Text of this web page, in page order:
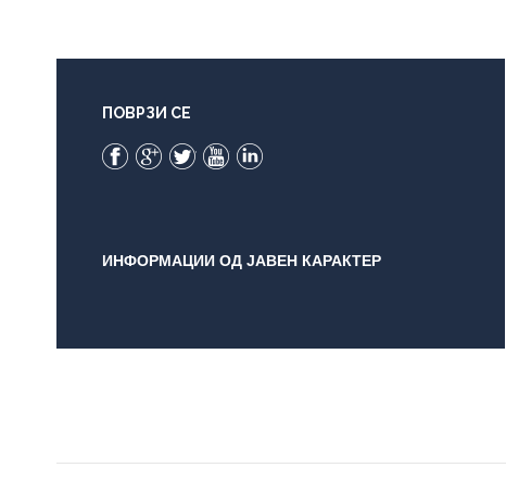
ПОВРЗИ СЕ
Facebook
Google+
TwitterYouTube
ИНФОРМАЦИИ ОД ЈАВЕН КАРАКТЕР